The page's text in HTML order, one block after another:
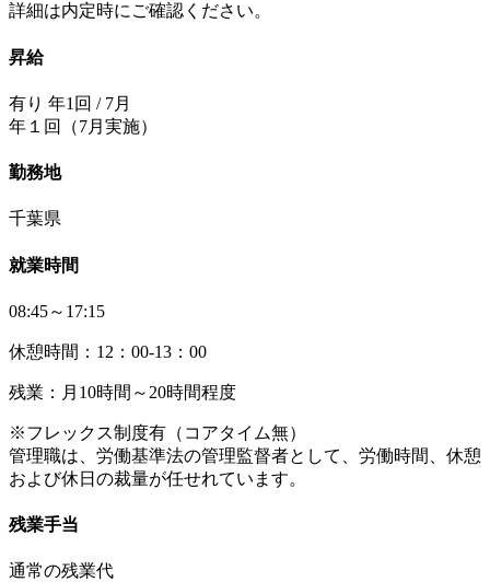
詳細は内定時にご確認ください。
昇給
有り 年1回 / 7月
年１回（7月実施）
勤務地
千葉県
就業時間
08:45～17:15
休憩時間：12：00-13：00
残業：月10時間～20時間程度
※フレックス制度有（コアタイム無）
管理職は、労働基準法の管理監督者として、労働時間、休憩
および休日の裁量が任せれています。
残業手当
通常の残業代